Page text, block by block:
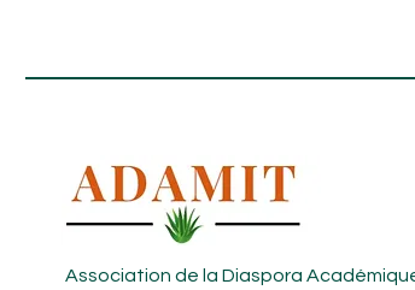
Association de la Diaspora